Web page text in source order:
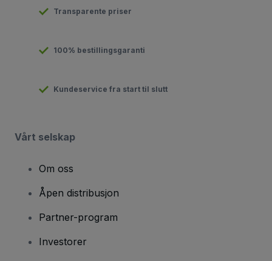
Transparente priser
100% bestillingsgaranti
Kundeservice fra start til slutt
Vårt selskap
Om oss
Åpen distribusjon
Partner-program
Investorer